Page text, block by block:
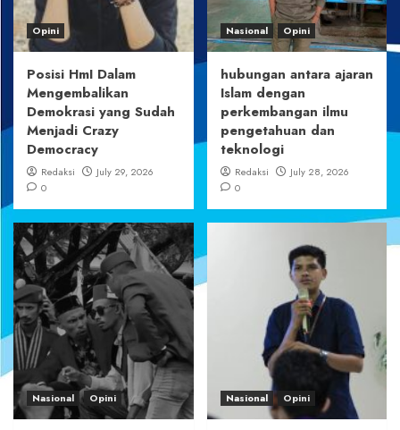
Opini
Posisi HmI Dalam
Mengembalikan
Demokrasi yang Sudah
Menjadi Crazy
Democracy
Redaksi
July 29, 2026
0
Nasional Opini
hubungan antara ajaran
Islam dengan
perkembangan ilmu
pengetahuan dan
teknologi
Redaksi
July 28, 2026
0
Nasional Opini Nasional Opini